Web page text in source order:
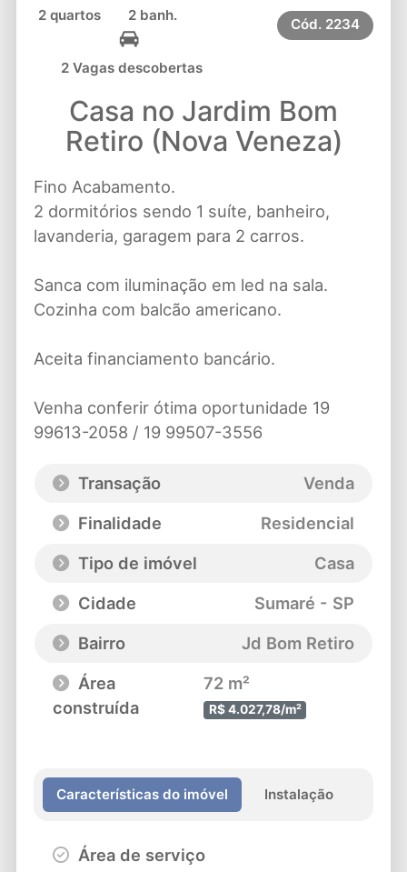
2 quartos 2 banh.
2 Vagas descobertas
Cód. 2234
Casa no Jardim Bom
Retiro (Nova Veneza)
Fino Acabamento.
2 dormitórios sendo 1 suíte, banheiro,
lavanderia, garagem para 2 carros.
Sanca com iluminação em led na sala.
Cozinha com balcão americano.
Aceita financiamento bancário.
Venha conferir ótima oportunidade 19
99613-2058 / 19 99507-3556
Transação
Venda
Finalidade
Residencial
Tipo de imóvel
Casa
Cidade
Sumaré - SP
Bairro
Jd Bom Retiro
Área
construída
72 m²
R$ 4.027,78/m²
Características do imóvel Instalação
Área de serviço